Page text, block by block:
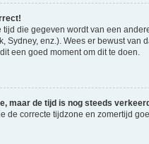
tijd die gegeven wordt van een
Sydney, enz.). Wees er bewust
een goed moment om dit te doen.
maar de tijd is nog steeds
de correcte tijdzone en zomertijd